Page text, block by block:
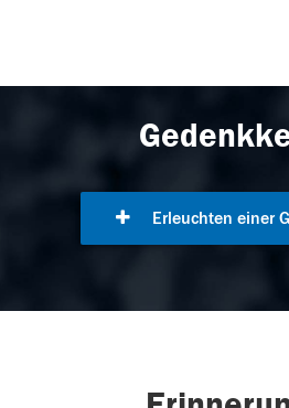
Erleuchten einer